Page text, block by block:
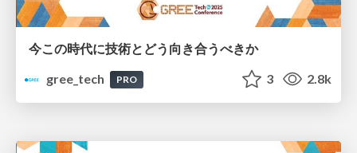
今この時代に技術とどう向き合うべきか
gree_tech
PRO 3 2.8k